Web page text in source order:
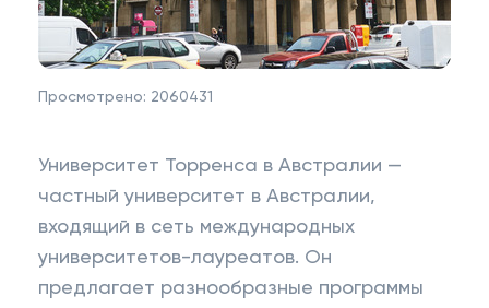
Просмотрено: 2060431
Университет Торренса в Австралии —
частный университет в Австралии,
входящий в сеть международных
университетов-лауреатов. Он
предлагает разнообразные программы